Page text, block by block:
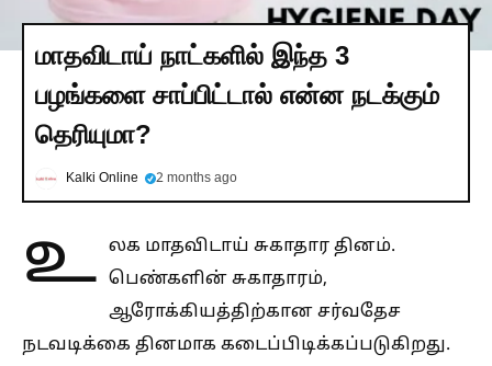
மாதவிடாய் நாட்களில் இந்த 3
பழங்களை சாப்பிட்டால் என்ன நடக்கும்
தெரியுமா?
Kalki Online 2 months ago
உ லக மாதவிடாய் சுகாதார தினம்.
பெண்களின் சுகாதாரம்,
ஆரோக்கியத்திற்கான சர்வதேச
நடவடிக்கை தினமாக கடைப்பிடிக்கப்படுகிறது.